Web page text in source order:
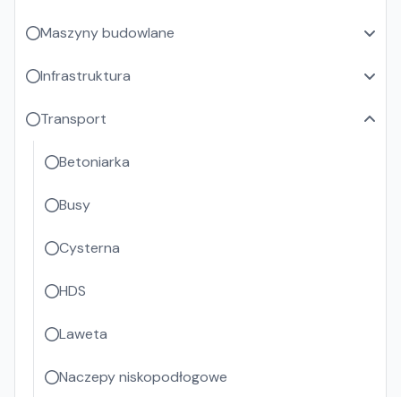
Maszyny budowlane
Infrastruktura
Transport
Betoniarka
Busy
Cysterna
HDS
Laweta
Naczepy niskopodłogowe